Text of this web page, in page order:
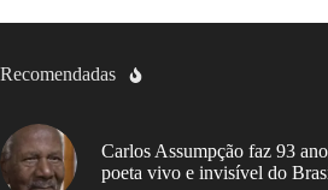
Recomendadas
Carlos Assumpção faz 93
poeta vivo e invisível do